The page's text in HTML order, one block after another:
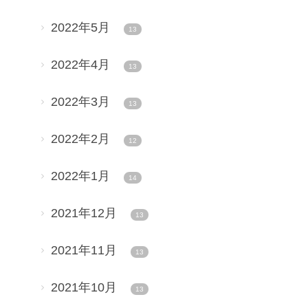
2022年5月 13
2022年4月 13
2022年3月 13
2022年2月 12
2022年1月 14
2021年12月 13
2021年11月 13
2021年10月 13